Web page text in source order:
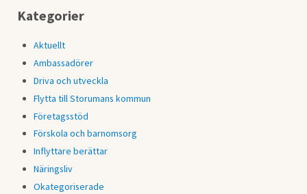
Kategorier
Aktuellt
Ambassadörer
Driva och utveckla
Flytta till Storumans kommun
Företagsstöd
Förskola och barnomsorg
Inflyttare berättar
Näringsliv
Okategoriserade